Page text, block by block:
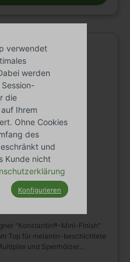
Aigner
20mm x
"Konstantin®-Mini-Finish"
Top für melamin-beschichtete
und Sperrhölzer
verwendet
werden
die
Ihrem
Ohne Cookies
des
und
Kunde nicht
Konfigurieren